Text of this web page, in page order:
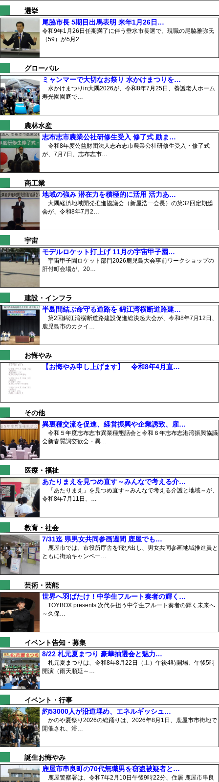
選挙
尾脇市長 5期目出馬表明 来年1月26日…
令和9年1月26日任期満了に伴う垂水市長選で、現職の尾脇雅弥氏
（59）が5月2…
グローバル
ミャンマーで大切なお祭り 水かけまつりを…
水かけまつりin大隅2026が、令和8年7月25日、養護老人ホーム
寿光園園庭で…
農林水産
志布志市農業公社研修生受入 修了式 励ま…
令和8年度公益財団法人志布志市農業公社研修生受入・修了式
が、7月7日、志布志市…
商工業
地域の強み 潜在力を積極的に活用 活力あ…
大隅経済地域開発推進協議会（新屋浩一会長）の第32回定期総
会が、令和8年7月2…
宇宙
モデルロケット打上げ 11月の宇宙甲子園…
宇宙甲子園ロケット部門2026鹿児島大会事前ワークショップの
肝付町会場が、20…
建設・インフラ
半島間結ぶ命守る道路を 錦江湾横断道路建…
第2回錦江湾横断道路建設促進総決起大会が、令和8年7月12日、
鹿児島市のカクイ…
お悔やみ
【お悔やみ申し上げます】 令和8年4月直…
その他
異裏種交流を促進、経営振興や企業誘致、雇…
令和５年度志布志市異業種懇話会と令和６年志布志港湾振興協議
会新春質詞交歓会・異…
医療・福祉
あたりまえを見つめ直す～みんなで考える介…
「あたりまえ」を見つめ直す～みんなで考える介護と地域～が、
令和8年7月11日、…
教育・社会
7/31迄 県男女共同参画週間 鹿屋でも…
鹿屋市では、市役所庁舎を飛び出し、男女共同参画地域推進員と
ともに街頭キャンペー…
芸術・芸能
世界へ羽ばたけ！中学生フルート奏者の輝く…
TOYBOX presents 次代を担う中学生フルート奏者の輝く未来へ
～久保…
イベント告知・募集
8/22 札元夏まつり 豪華抽選会と魅力…
札元夏まつりは、令和8年8月22日（土）午後4時開場、午後5時
開演（雨天順延～…
イベント・行事
約53000人が沿道埋め、エネルギッシュ…
かのや夏祭り2026の総踊りは、2026年8月1日、鹿屋市市街地で
開催され、浴…
誕生お悔やみ
鹿屋市串良町の70代無職男を窃盗被疑者と…
鹿屋警察署は、令和7年2月10日午後9時22分、住居 鹿屋市串良